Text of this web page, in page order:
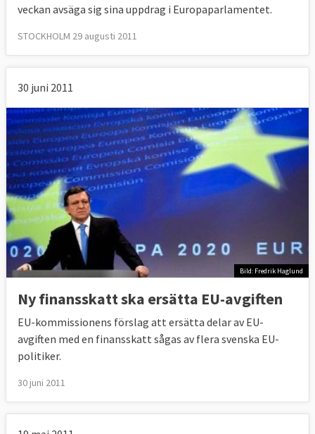
veckan avsäga sig sina uppdrag i Europaparlamentet.
STOCKHOLM 29 augusti 2011
30 juni 2011
Bild: Fredrik Haglund
Ny finansskatt ska ersätta EU-avgiften
EU-kommissionens förslag att ersätta delar av EU-
avgiften med en finansskatt sågas av flera svenska EU-
politiker.
30 juni 2011